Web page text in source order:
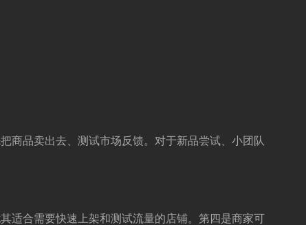
商品卖出去、测试市场反馈。对于新品尝试、小团队
适合需要快速上架和测试流量的店铺。第四是商家可